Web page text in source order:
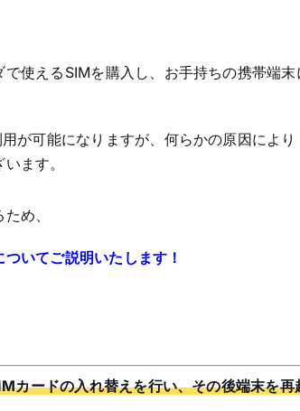
使えるSIMを購入し、お手持ちの携帯端
が可能になりますが、何らかの原因により
ます。
め、
いてご説明いたします！
カードの入れ替えを行い、その後端末を再